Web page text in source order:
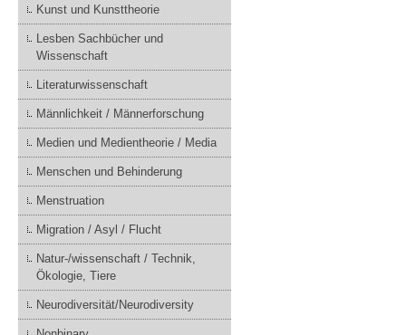
Kunst und Kunsttheorie
Lesben Sachbücher und
Wissenschaft
Literaturwissenschaft
Männlichkeit / Männerforschung
Medien und Medientheorie / Media
Menschen und Behinderung
Menstruation
Migration / Asyl / Flucht
Natur-/wissenschaft / Technik,
Ökologie, Tiere
Neurodiversität/Neurodiversity